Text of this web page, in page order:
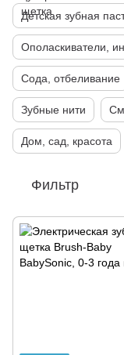
Детская зубная
Ополаскиватели,
Сода, отбеливание
Зубные нити
Дом, сад, красота
Фильтр